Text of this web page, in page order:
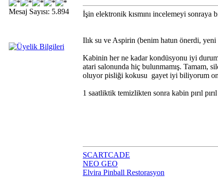
Mesaj Sayısı: 5.894 İşin elektronik kısmını incelemeyi sonraya
Ilık su ve Aspirin (benim hatun önerdi, yeni
Kabinin her ne kadar kondüsyonu iyi
atari salonunda hiç bulunmamış. Tamam,
oluyor pisliği kokusu gayet iyi biliyorum
1 saatliktik temizlikten sonra kabin pırıl
SCARTCADE
NEO GEO
Elvira Pinball Restorasyon